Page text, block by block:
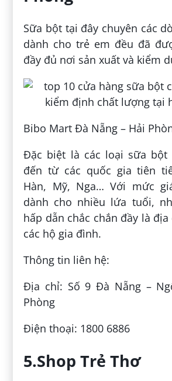
Sữa bột tại đây chuyên các
dành cho trẻ em đều đã
đầy đủ nơi sản xuất và kiểm
Bibo Mart Đà Nẵng – Hải
Đặc biệt là các loại sữa bột
đến từ các quốc gia tiên
Hàn, Mỹ, Nga… Với mức
dành cho nhiều lứa tuổi,
hấp dẫn chắc chắn đầy là
các hộ gia đình.
Thông tin liên hệ:
Địa chỉ: Số 9 Đà Nẵng –
Phòng
Điện thoại: 1800 6886
5.Shop Trẻ Thơ